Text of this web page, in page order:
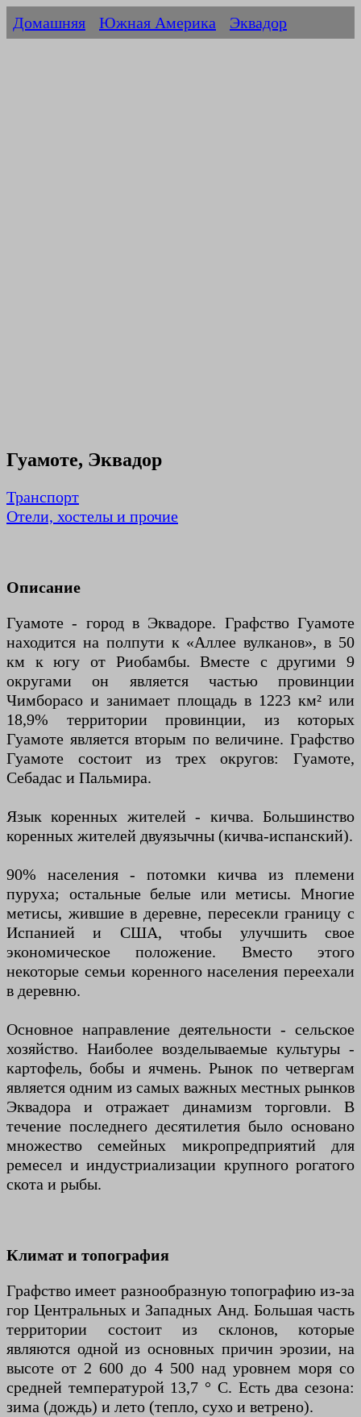
Домашняя Южная Америка Эквадор
Гуамоте, Эквадор
Транспорт
Отели, хостелы и прочие
Описание
Гуамоте - город в Эквадоре. Графство Гуамоте
находится на полпути к «Аллее вулканов», в 50
км к югу от Риобамбы. Вместе с другими 9
округами он является частью провинции
Чимборасо и занимает площадь в 1223 км² или
18,9% территории провинции, из которых
Гуамоте является вторым по величине. Графство
Гуамоте состоит из трех округов: Гуамоте,
Себадас и Пальмира.
Язык коренных жителей - кичва. Большинство
коренных жителей двуязычны (кичва-испанский).
90% населения - потомки кичва из племени
пуруха; остальные белые или метисы. Многие
метисы, жившие в деревне, пересекли границу с
Испанией и США, чтобы улучшить свое
экономическое положение. Вместо этого
некоторые семьи коренного населения переехали
в деревню.
Основное направление деятельности - сельское
хозяйство. Наиболее возделываемые культуры -
картофель, бобы и ячмень. Рынок по четвергам
является одним из самых важных местных рынков
Эквадора и отражает динамизм торговли. В
течение последнего десятилетия было основано
множество семейных микропредприятий для
ремесел и индустриализации крупного рогатого
скота и рыбы.
Климат и топография
Графство имеет разнообразную топографию из-за
гор Центральных и Западных Анд. Большая часть
территории состоит из склонов, которые
являются одной из основных причин эрозии, на
высоте от 2 600 до 4 500 над уровнем моря со
средней температурой 13,7 ° C. Есть два сезона:
зима (дождь) и лето (тепло, сухо и ветрено).